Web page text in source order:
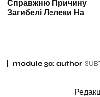
Справжню Причину
Загибелі Лелеки На
module 3a: author